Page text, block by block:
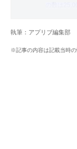
の数は
化アプリ
スマホアプ
執筆：アプリブ編集部
※記事の内容は記載当時の